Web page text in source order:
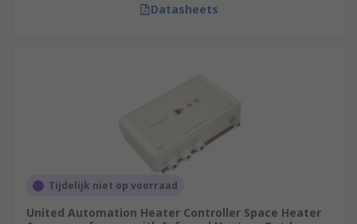
Datasheets
Tijdelijk niet op voorraad
United Automation Heater Controller Space Heater